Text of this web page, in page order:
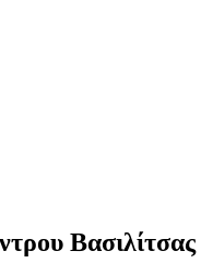
Βασιλίτσας